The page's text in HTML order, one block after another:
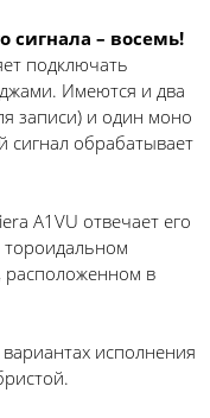
сигнала – восемь!
подключать
Имеются и два
записи) и один моно
сигнал обрабатывает
A1VU отвечает его
тороидальном
в
исполнения